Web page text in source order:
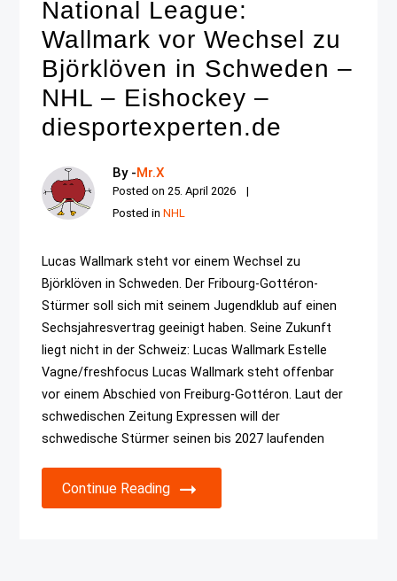
National League:
Wallmark vor Wechsel zu
Björklöven in Schweden –
NHL – Eishockey –
diesportexperten.de
By -Mr.X
Posted on 25. April 2026
Posted inNHL
Lucas Wallmark steht vor einem Wechsel zu
Björklöven in Schweden. Der Fribourg-Gottéron-
Stürmer soll sich mit seinem Jugendklub auf einen
Sechsjahresvertrag geeinigt haben. Seine Zukunft
liegt nicht in der Schweiz: Lucas Wallmark Estelle
Vagne/freshfocus Lucas Wallmark steht offenbar
vor einem Abschied von Freiburg-Gottéron. Laut der
schwedischen Zeitung Expressen will der
schwedische Stürmer seinen bis 2027 laufenden
Continue Reading